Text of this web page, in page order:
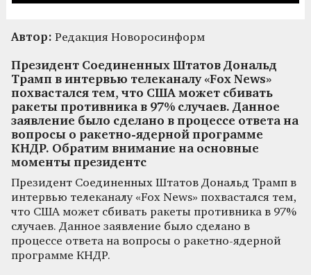
Автор: Редакция Новоросинформ
Президент Соединенных Штатов Дональд
Трамп в интервью телеканалу «Fox News»
похвастался тем, что США может сбивать
ракеты противника в 97% случаев. Данное
заявление было сделано в процессе ответа на
вопросы о ракетно-ядерной программе
КНДР. Обратим внимание на основные
моменты президентс
Президент Соединенных Штатов Дональд Трамп в
интервью телеканалу «Fox News» похвастался тем,
что США может сбивать ракеты противника в 97%
случаев. Данное заявление было сделано в
процессе ответа на вопросы о ракетно-ядерной
программе КНДР.